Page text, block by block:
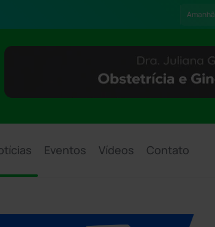
Amanhã
Eventos Vídeos Contato